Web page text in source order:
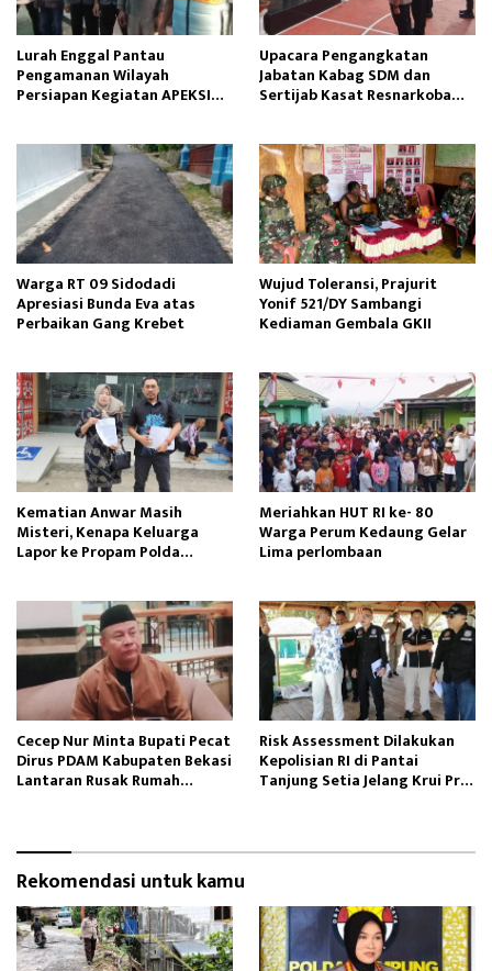
Lurah Enggal Pantau
Pengamanan Wilayah
Persiapan Kegiatan APEKSI
Upacara Pengangkatan
Jabatan Kabag SDM dan
Sertijab Kasat Resnarkoba
Warga RT 09 Sidodadi
Apresiasi Bunda Eva atas
Perbaikan Gang Krebet
Wujud Toleransi, Prajurit
Yonif 521/DY Sambangi
Kediaman Gembala GKII
Kematian Anwar Masih
Misteri, Kenapa Keluarga
Lapor ke Propam Polda
Meriahkan HUT RI ke- 80
Warga Perum Kedaung Gelar
Lima perlombaan
Cecep Nur Minta Bupati Pecat
Dirus PDAM Kabupaten Bekasi
Lantaran Rusak Rumah
Risk Assessment Dilakukan
Kepolisian RI di Pantai
Tanjung Setia Jelang Krui Pro
Rekomendasi untuk kamu